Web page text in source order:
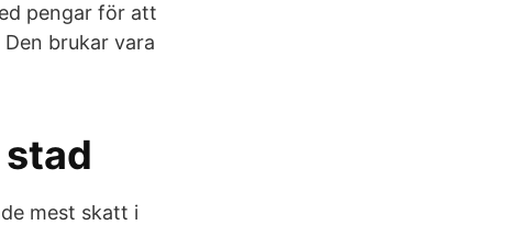
pengar för att
brukar vara
mest skatt i